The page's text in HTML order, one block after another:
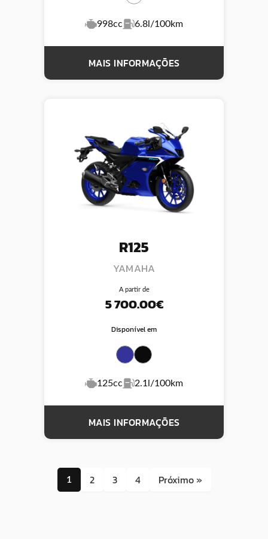
998cc 6.8l/100km
MAIS INFORMAÇÕES
R125
YAMAHA
A partir de
5 700.00€
Disponível em
125cc 2.1l/100km
MAIS INFORMAÇÕES
1 2 3 4 Próximo »